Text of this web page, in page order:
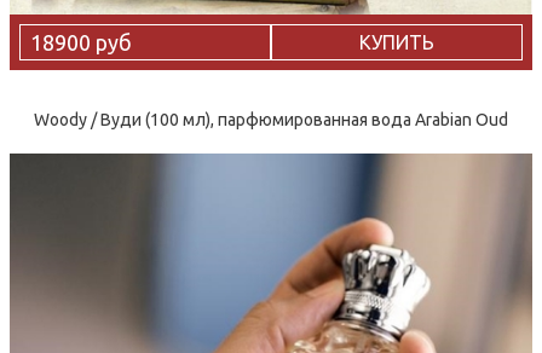
18900 руб КУПИТЬ
Woody / Вуди (100 мл), парфюмированная вода Arabian Oud